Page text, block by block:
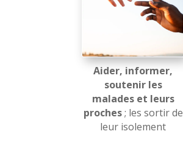
Aider, informer,
soutenir les
malades et leurs
proches; les sortir de
leur isolement